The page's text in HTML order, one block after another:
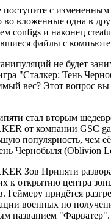
поступите с
во вложенные одна в
configs и наконец
файлы с
не будет
"Сталкер: Тень
вес? Этот вопрос
стал вторым
от компании GSC
популярность, чем
Чернобыля (Oblivion
Зов Припяти
к открытию центра
Геймеру придётся
военных по
названием "Фарватер".